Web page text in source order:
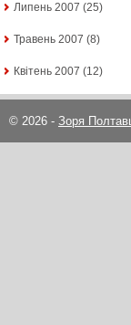
Липень 2007 (25)
Травень 2007 (8)
Квітень 2007 (12)
© 2026 - Зоря